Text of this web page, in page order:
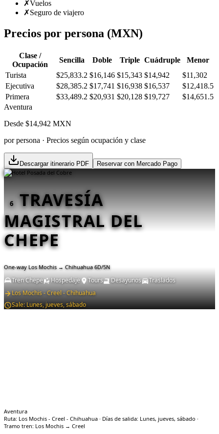
✗Vuelos
✗Seguro de viajero
Precios por persona (MXN)
Clase /
Ocupación
Sencilla Doble Triple Cuádruple
Menor
Turista
$25,833.2 $16,146 $15,343 $14,942
$11,302
Ejecutiva
$28,385.2 $17,741 $16,938 $16,537
$12,418.5
Primera
$33,489.2 $20,931 $20,128 $19,727
$14,651.5
Aventura
Desde $14,942 MXN
por persona · Precios según ocupación y clase
Descargar itinerario PDF Reservar con Mercado Pago
6
TRAVESÍA
MAGISTRAL DEL
CHEPE
One-way Los Mochis → Chihuahua 6D/5N
Tren Chepe Hospedaje Tours Desayunos
Traslados
Los Mochis - Creel - Chihuahua
Sale:Lunes, jueves, sábado
Aventura
Ruta: Los Mochis - Creel - Chihuahua · Días de salida: Lunes, jueves, sábado ·
Tramo tren: Los Mochis → Creel